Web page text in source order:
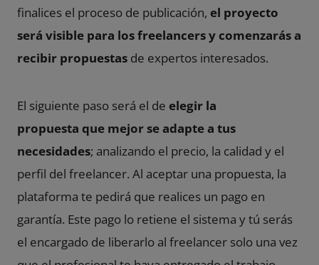
finalices el proceso de publicación, el proyecto
será visible para los freelancers y comenzarás a
recibir propuestas de expertos interesados.
El siguiente paso será el de elegir la
propuesta que mejor se adapte a tus
necesidades; analizando el precio, la calidad y el
perfil del freelancer. Al aceptar una propuesta, la
plataforma te pedirá que realices un pago en
garantía. Este pago lo retiene el sistema y tú serás
el encargado de liberarlo al freelancer solo una vez